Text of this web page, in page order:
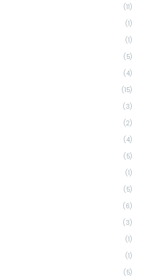
(11)
(1)
(1)
(5)
(4)
(15)
(3)
(2)
(4)
(5)
(1)
(5)
(6)
(3)
(1)
(1)
(5)